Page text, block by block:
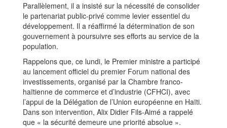
Parallèlement, il a insisté sur la nécessité de consolider
le partenariat public-privé comme levier essentiel du
développement. Il a réaffirmé la détermination de son
gouvernement à poursuivre ses efforts au service de la
population.
Rappelons que, ce lundi, le Premier ministre a participé
au lancement officiel du premier Forum national des
investissements, organisé par la Chambre franco-
haïtienne de commerce et d’industrie (CFHCI), avec
l’appui de la Délégation de l’Union européenne en Haïti.
Dans son intervention, Alix Didier Fils-Aimé a rappelé
que « la sécurité demeure une priorité absolue ».